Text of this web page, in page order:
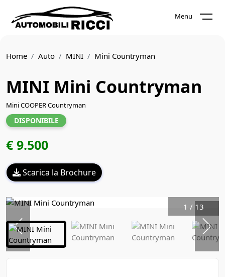
Menu
Home Auto MINI Mini Countryman
MINI Mini Countryman
Mini COOPER Countryman
DISPONIBILE
€ 9.500
Scarica la Brochure
1 / 13